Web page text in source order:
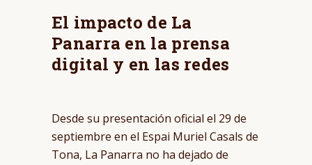
El impacto de La
Panarra en la prensa
digital y en las redes
Desde su presentación oficial el 29 de
septiembre en el Espai Muriel Casals de
Tona, La Panarra no ha dejado de